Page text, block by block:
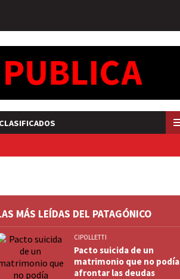
CLASIFICADOS
MÁS LEÍDAS DEL PATAGÓNICO
CIPOLLETTI
Pacto suicida de un
matrimonio que no podía
afrontar las deudas